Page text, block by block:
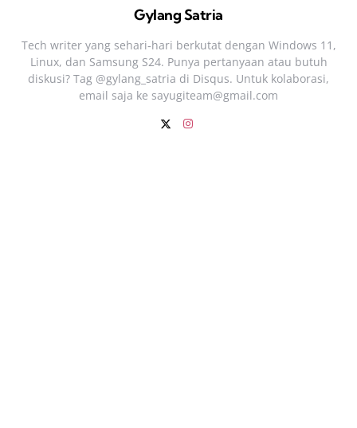
Gylang Satria
Tech writer yang sehari‑hari berkutat dengan Windows 11,
Linux, dan Samsung S24. Punya pertanyaan atau butuh
diskusi? Tag @gylang_satria di Disqus. Untuk kolaborasi,
email saja ke sayugiteam@gmail.com